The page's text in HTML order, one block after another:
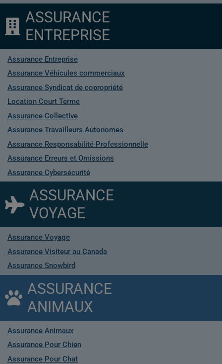
ASSURANCE
ENTREPRISE
Assurance Entreprise
Assurance Véhicules commerciaux
Assurance Syndicat de copropriété
Location Court Terme
Assurance Collective
Assurance Travailleurs Autonomes
Assurance Responsabilité Professionnelle
Assurance Erreurs et Omissions
Assurance Cybersécurité
ASSURANCE
VOYAGE
Assurance Voyage
Assurance Visiteur au Canada
Assurance Snowbird
ASSURANCE
ANIMAUX
Assurance Animaux
Assurance Pour Chien
Assurance Pour Chat